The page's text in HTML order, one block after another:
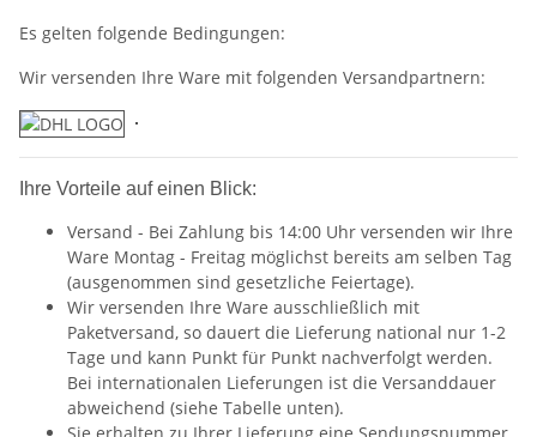
Es gelten folgende Bedingungen:
Wir versenden Ihre Ware mit folgenden Versandpartnern:
Ihre Vorteile auf einen Blick:
Versand - Bei Zahlung bis 14:00 Uhr versenden wir Ihre
Ware Montag - Freitag möglichst bereits am selben Tag
(ausgenommen sind gesetzliche Feiertage).
Wir versenden Ihre Ware ausschließlich mit
Paketversand, so dauert die Lieferung national nur 1-2
Tage und kann Punkt für Punkt nachverfolgt werden.
Bei internationalen Lieferungen ist die Versanddauer
abweichend (siehe Tabelle unten).